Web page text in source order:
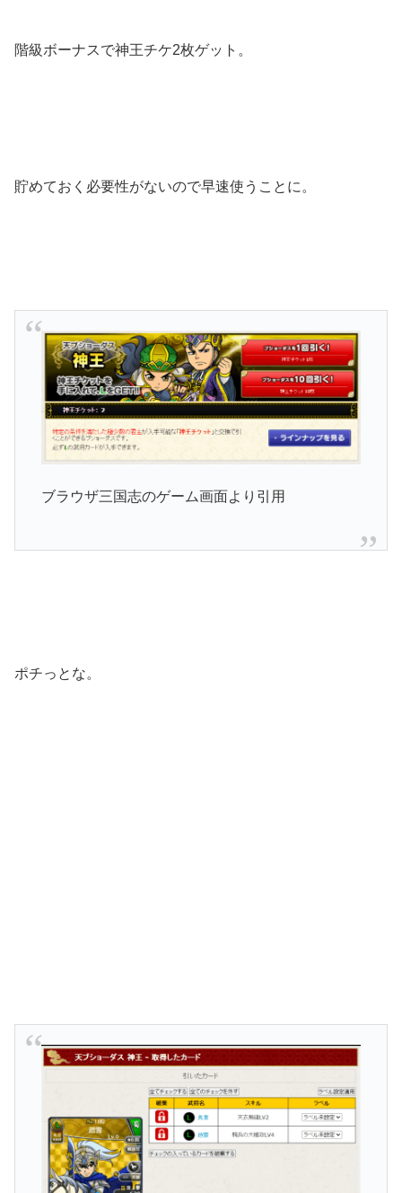
階級ボーナスで神王チケ2枚ゲット。
貯めておく必要性がないので早速使うことに。
ブラウザ三国志のゲーム画面より引用
ポチっとな。